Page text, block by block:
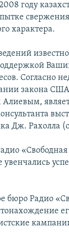
году
характера.
Согласно
закона
Дж. Рахолла
бюро Радио